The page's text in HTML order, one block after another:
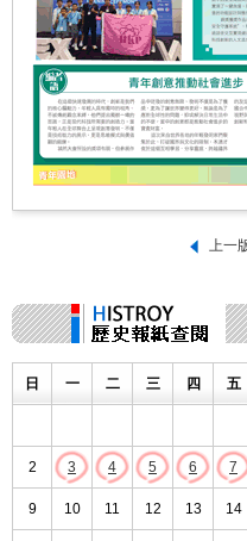
日 一 二 三 四 五
2 3 4 5 6 7
9 10 11 12 13 14